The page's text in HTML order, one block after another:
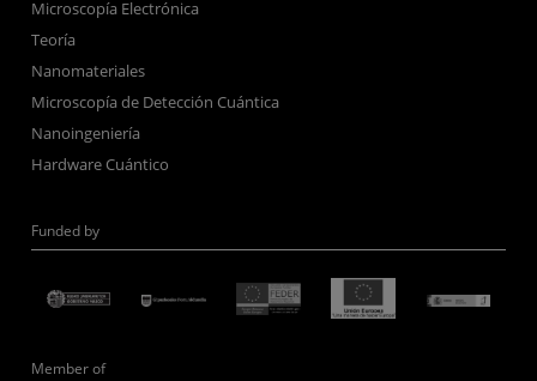
Microscopía Electrónica
Teoría
Nanomateriales
Microscopía de Detección Cuántica
Nanoingeniería
Hardware Cuántico
Funded by
Member of